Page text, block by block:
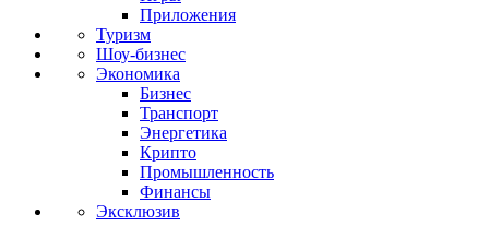
Приложения
Туризм
Шоу-бизнес
Экономика
Бизнес
Транспорт
Энергетика
Крипто
Промышленность
Финансы
Эксклюзив